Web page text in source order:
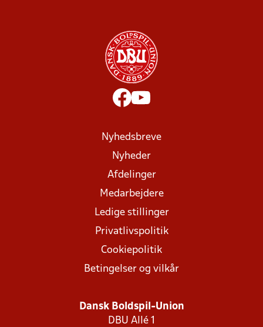
Nyhedsbreve
Nyheder
Afdelinger
Medarbejdere
Ledige stillinger
Privatlivspolitik
Cookiepolitik
Betingelser og vilkår
Dansk Boldspil-Union
DBU Allé 1